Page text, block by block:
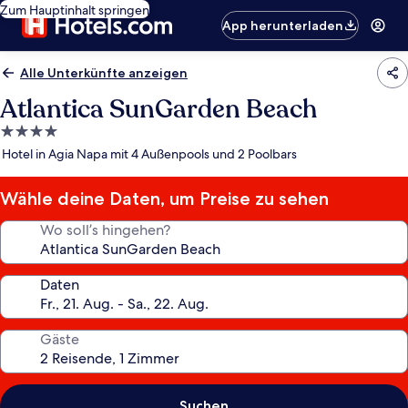
Zum Hauptinhalt springen
App herunterladen
Alle Unterkünfte anzeigen
Atlantica SunGarden Beach
4.0-
Sterne-
Hotel in Agia Napa mit 4 Außenpools und 2 Poolbars
Wähle deine Daten, um Preise zu sehen
Wo soll’s hingehen?
Daten
Gäste